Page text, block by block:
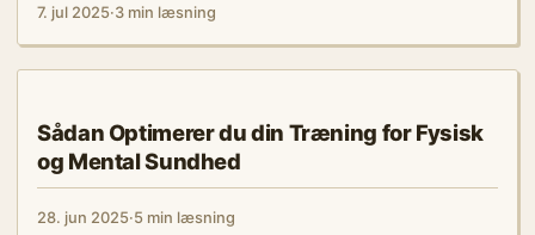
7. jul 2025·3 min læsning
Sådan Optimerer du din Træning for Fysisk
og Mental Sundhed
28. jun 2025·5 min læsning